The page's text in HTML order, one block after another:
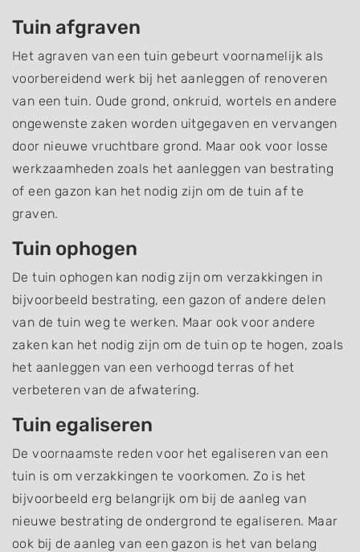
Tuin afgraven
Het agraven van een tuin gebeurt voornamelijk als
voorbereidend werk bij het aanleggen of renoveren
van een tuin. Oude grond, onkruid, wortels en andere
ongewenste zaken worden uitgegaven en vervangen
door nieuwe vruchtbare grond. Maar ook voor losse
werkzaamheden zoals het aanleggen van bestrating
of een gazon kan het nodig zijn om de tuin af te
graven.
Tuin ophogen
De tuin ophogen kan nodig zijn om verzakkingen in
bijvoorbeeld bestrating, een gazon of andere delen
van de tuin weg te werken. Maar ook voor andere
zaken kan het nodig zijn om de tuin op te hogen, zoals
het aanleggen van een verhoogd terras of het
verbeteren van de afwatering.
Tuin egaliseren
De voornaamste reden voor het egaliseren van een
tuin is om verzakkingen te voorkomen. Zo is het
bijvoorbeeld erg belangrijk om bij de aanleg van
nieuwe bestrating de ondergrond te egaliseren. Maar
ook bij de aanleg van een gazon is het van belang